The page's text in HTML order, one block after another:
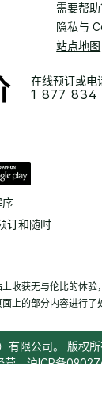
需要帮助
隐私与
站点地图
在线预订或电
1 877 834
序
订和随时
收获无与伦比的体验
上的部分内容进行了
有限公司。 版权
营。沪ICP备